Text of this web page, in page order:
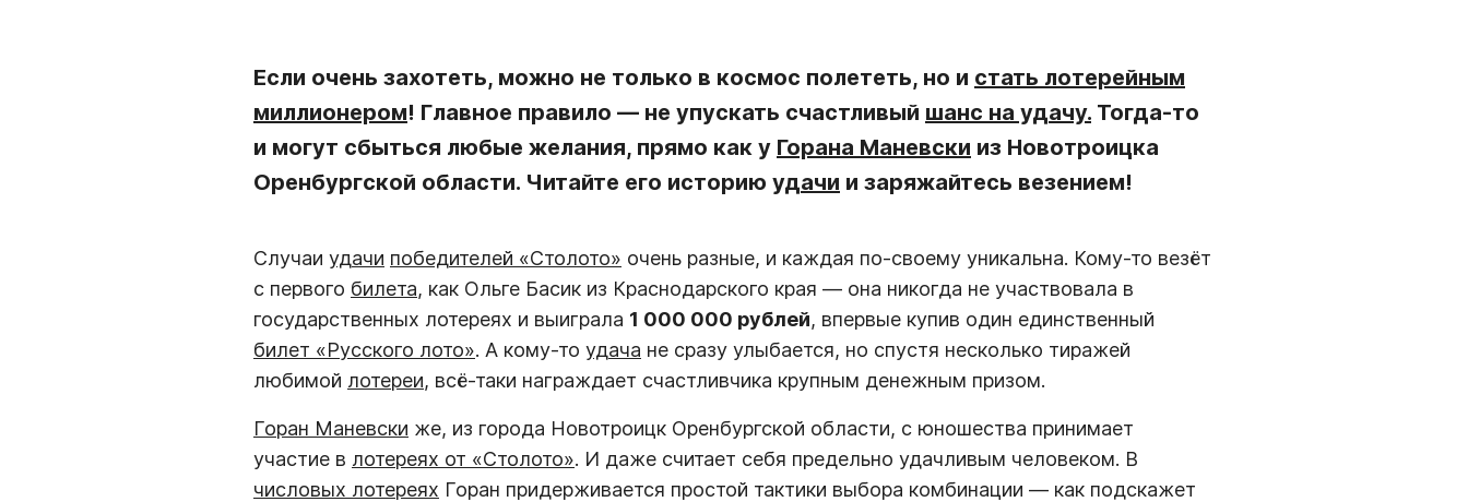
Если очень захотеть, можно не только в космос полететь, но и стать лотерейным
миллионером! Главное правило — не упускать счастливый шанс на удачу. Тогда-то
и могут сбыться любые желания, прямо как у Горана Маневски из Новотроицка
Оренбургской области. Читайте его историю удачи и заряжайтесь везением!
Случаи удачи победителей «Столото» очень разные, и каждая по-своему уникальна. Кому-то везёт
с первого билета, как Ольге Басик из Краснодарского края — она никогда не участвовала в
государственных лотереях и выиграла 1 000 000 рублей, впервые купив один единственный
билет «Русского лото». А кому-то удача не сразу улыбается, но спустя несколько тиражей
любимой лотереи, всё-таки награждает счастливчика крупным денежным призом.
Горан Маневски же, из города Новотроицк Оренбургской области, с юношества принимает
участие в лотереях от «Столото». И даже считает себя предельно удачливым человеком. В
числовых лотереях Горан придерживается простой тактики выбора комбинации — как подскажет